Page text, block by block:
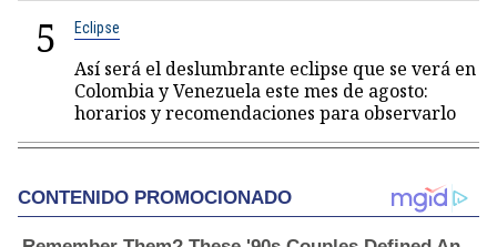
5 Eclipse
Así será el deslumbrante eclipse que se verá en
Colombia y Venezuela este mes de agosto:
horarios y recomendaciones para observarlo